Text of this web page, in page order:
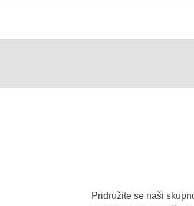
Pridružite se naši